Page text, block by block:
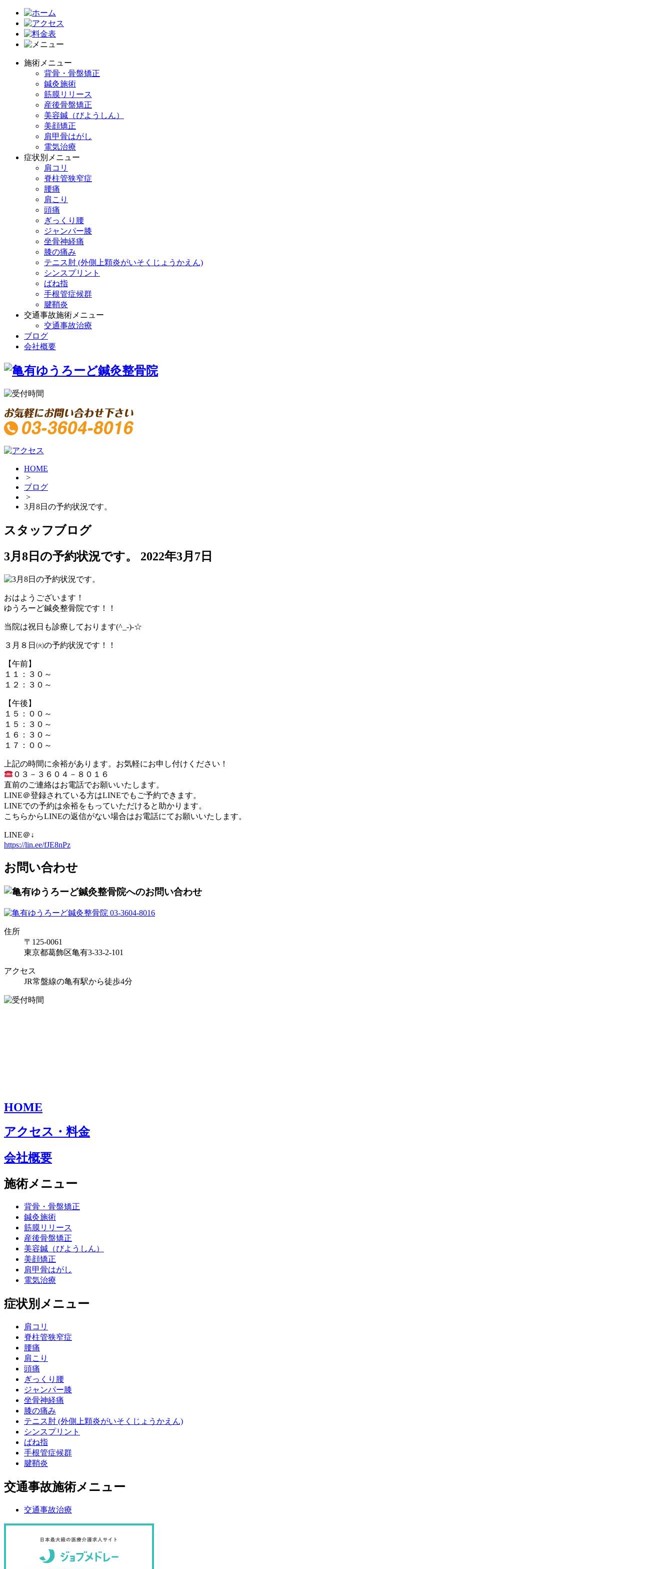
施術メニュー
背骨・骨盤矯正
鍼灸施術
筋膜リリース
産後骨盤矯正
美容鍼（びようしん）
美顔矯正
肩甲骨はがし
電気治療
症状別メニュー
肩コリ
脊柱管狭窄症
腰痛
肩こり
頭痛
ぎっくり腰
ジャンパー膝
坐骨神経痛
膝の痛み
テニス肘 (外側上顆炎がいそくじょうかえん)
シンスプリント
ばね指
手根管症候群
腱鞘炎
交通事故施術メニュー
交通事故治療
ブログ
会社概要
HOME
>
ブログ
>
3月8日の予約状況です。
スタッフブログ
3月8日の予約状況です。
2022年3月7日
おはようございます！
ゆうろーど鍼灸整骨院です！！
当院は祝日も診療しております(^_-)-☆
３月８日㈫の予約状況です！！
【午前】
１１：３０～
１２：３０～
【午後】
１５：００～
１５：３０～
１６：３０～
１７：００～
上記の時間に余裕があります。お気軽にお申し付けください！
０３－３６０４－８０１６
直前のご連絡はお電話でお願いいたします。
LINE＠登録されている方はLINEでもご予約できます。
LINEでの予約は余裕をもっていただけると助かります。
こちらからLINEの返信がない場合はお電話にてお願いいたします。
LINE＠↓
https://lin.ee/fJE8nPz
お問い合わせ
住所
〒125-0061
東京都葛飾区亀有3-33-2-101
アクセス
JR常盤線の亀有駅から徒歩4分
HOME
アクセス・料金
会社概要
施術メニュー
背骨・骨盤矯正
鍼灸施術
筋膜リリース
産後骨盤矯正
美容鍼（びようしん）
美顔矯正
肩甲骨はがし
電気治療
症状別メニュー
肩コリ
脊柱管狭窄症
腰痛
肩こり
頭痛
ぎっくり腰
ジャンパー膝
坐骨神経痛
膝の痛み
テニス肘 (外側上顆炎がいそくじょうかえん)
シンスプリント
ばね指
手根管症候群
腱鞘炎
交通事故施術メニュー
交通事故治療